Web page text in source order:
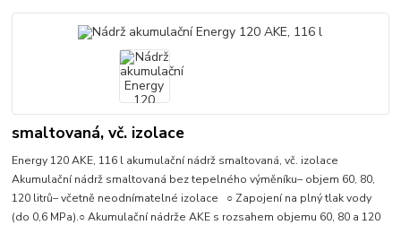
smaltovaná, vč. izolace
Energy 120 AKE, 116 l akumulační nádrž smaltovaná, vč. izolace
Akumulační nádrž smaltovaná bez tepelného výměníku– objem 60, 80,
120 litrů– včetně neodnímatelné izolace ○ Zapojení na plný tlak vody
(do 0,6 MPa).○ Akumulační nádrže AKE s rozsahem objemu 60, 80 a 120